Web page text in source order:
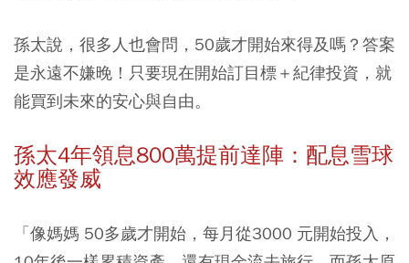
孫太說，很多人也會問，50歲才開始來得及嗎？答案
是永遠不嫌晚！只要現在開始訂目標＋紀律投資，就
能買到未來的安心與自由。
孫太4年領息800萬提前達陣：配息雪球
效應發威
「像媽媽 50多歲才開始，每月從3000 元開始投入，